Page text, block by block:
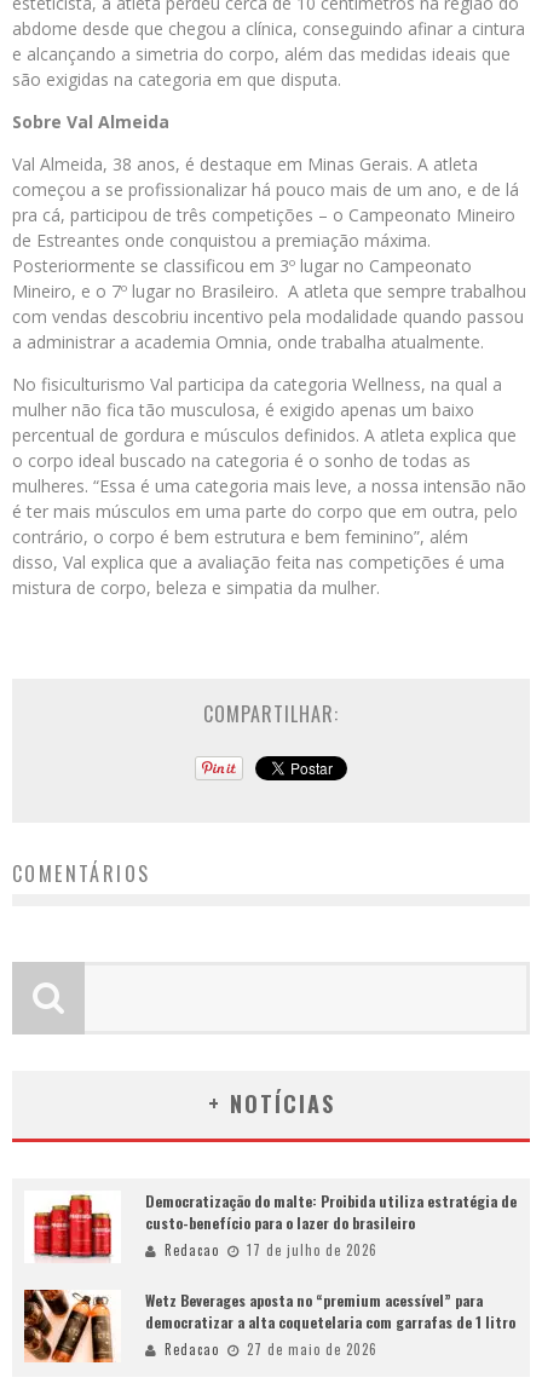
abdome desde que chegou a clínica, conseguindo afinar a cintura
e alcançando a simetria do corpo, além das medidas ideais que
são exigidas na categoria em que disputa.
Sobre Val Almeida
Val Almeida, 38 anos, é destaque em Minas Gerais. A atleta
começou a se profissionalizar há pouco mais de um ano, e de lá
pra cá, participou de três competições – o Campeonato Mineiro
de Estreantes onde conquistou a premiação máxima.
Posteriormente se classificou em 3º lugar no Campeonato
Mineiro, e o 7º lugar no Brasileiro. A atleta que sempre trabalhou
com vendas descobriu incentivo pela modalidade quando passou
a administrar a academia Omnia, onde trabalha atualmente.
No fisiculturismo Val participa da categoria Wellness, na qual a
mulher não fica tão musculosa, é exigido apenas um baixo
percentual de gordura e músculos definidos. A atleta explica que
o corpo ideal buscado na categoria é o sonho de todas as
mulheres. “Essa é uma categoria mais leve, a nossa intensão não
é ter mais músculos em uma parte do corpo que em outra, pelo
contrário, o corpo é bem estrutura e bem feminino”, além
disso, Val explica que a avaliação feita nas competições é uma
mistura de corpo, beleza e simpatia da mulher.
COMPARTILHAR:
COMENTÁRIOS
+ NOTÍCIAS
Democratização do malte: Proibida utiliza estratégia de
custo-benefício para o lazer do brasileiro
Redacao 17 de julho de 2026
Wetz Beverages aposta no “premium acessível” para
democratizar a alta coquetelaria com garrafas de 1 litro
Redacao 27 de maio de 2026